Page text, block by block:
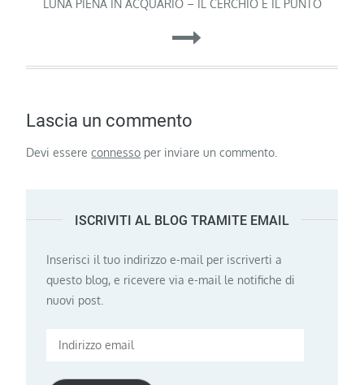
articoli
LUNA PIENA IN ACQUARIO – IL CERCHIO E IL PUNTO
Lascia un commento
Devi essereconnesso per inviare un commento.
ISCRIVITI AL BLOG TRAMITE EMAIL
Inserisci il tuo indirizzo e-mail per iscriverti a
questo blog, e ricevere via e-mail le notifiche di
nuovi post.
Indirizzo